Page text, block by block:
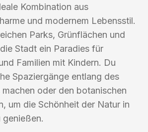
Kombination aus
und modernem Lebensstil.
Parks, Grünflächen und
Stadt ein Paradies für
Familien mit Kindern. Du
Spaziergänge entlang des
machen oder den botanischen
um die Schönheit der Natur in